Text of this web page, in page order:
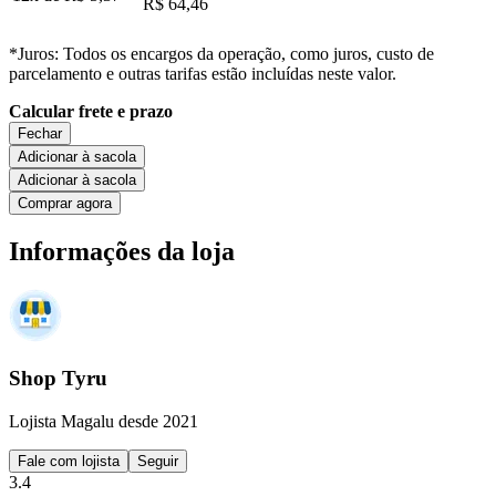
*Juros: Todos os encargos da operação, como juros, custo de
parcelamento e outras tarifas estão incluídas neste valor.
Calcular frete e prazo
Fechar
Adicionar à sacola
Adicionar à sacola
Comprar agora
Informações da loja
Shop Tyru
Lojista Magalu desde 2021
Fale com lojista Seguir
3.4